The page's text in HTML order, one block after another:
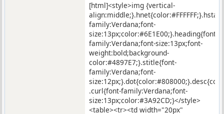
[html]<style>img {vertical-
family:Verdana;font-
size:13px;color:#6E1E00;}.heading{font-
family:Verdana;font-size:13px;font-
weight:bold;background-
color:#4897E7;}.stitle{font-
family:Verdana;font-
.curl{font-family:Verdana;font-
size:13px;color:#3A92CD;}</style>
<table><tr><td width="20px"